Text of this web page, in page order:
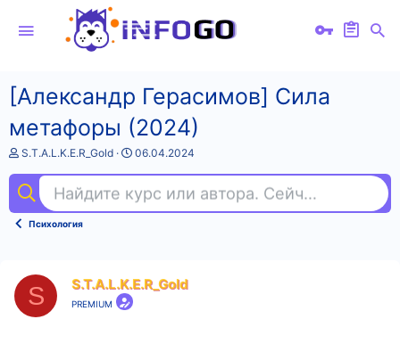
[Александр Герасимов] Сила
метафоры (2024)
А
т
о
т
S.T.A.L.K.E.R_Gold
Д
а
н
а
06.04.2024
Найдите курс или автора. Сейчас ищут
Психология
S S.T.A.L.K.E.R_Gold
PREMIUM